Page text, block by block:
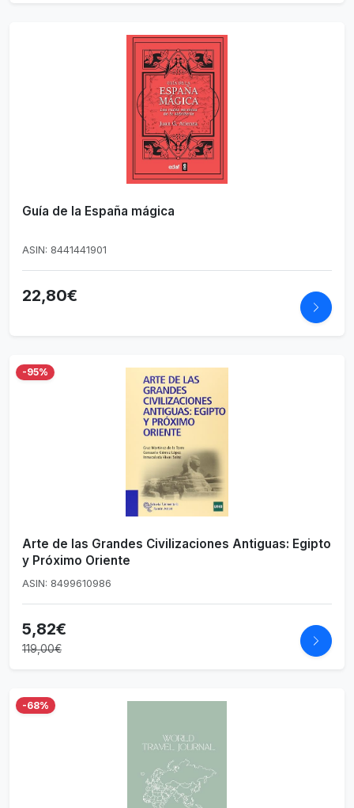
Guía de la España mágica
ASIN: 8441441901
22,80€
-95%
Arte de las Grandes Civilizaciones Antiguas: Egipto
y Próximo Oriente
ASIN: 8499610986
5,82€
119,00€
-68%